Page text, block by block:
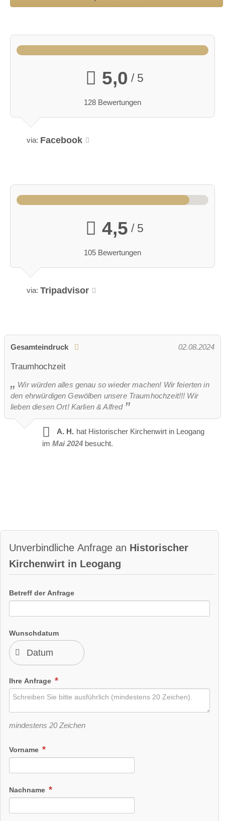
5,0 / 5
128 Bewertungen
via: Facebook
4,5 / 5
105 Bewertungen
via: Tripadvisor
Gesamteindruck 02.08.2024
Traumhochzeit
Wir würden alles genau so wieder machen! Wir feierten in
den ehrwürdigen Gewölben unsere Traumhochzeit!!! Wir
lieben diesen Ort! Karlien & Alfred
A. H. hat Historischer Kirchenwirt in Leogang
im Mai 2024 besucht.
Unverbindliche Anfrage an Historischer
Kirchenwirt in Leogang
Betreff der Anfrage
Wunschdatum
Ihre Anfrage
mindestens 20 Zeichen
Vorname
Nachname